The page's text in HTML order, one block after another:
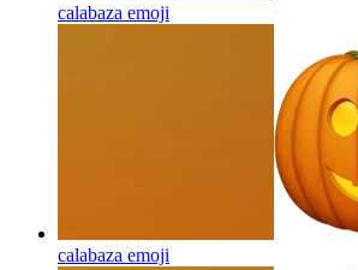
calabaza emoji
calabaza emoji